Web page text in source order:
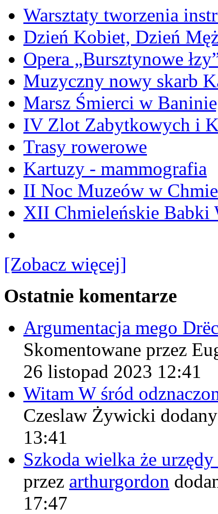
Warsztaty tworzenia
Dzień Kobiet, Dzień
Opera „Bursztynowe
Muzyczny nowy skarb
Marsz Śmierci w
IV Zlot Zabytkowych i
Trasy rowerowe
Kartuzy - mammografia
II Noc Muzeów w
XII Chmieleńskie Babki
[Zobacz więcej]
Ostatnie komentarze
Argumentacja mego
Skomentowane przez
26 listopad 2023 12:41
Witam W śród
Czeslaw Żywicki
13:41
Szkoda wielka że
przez arthurgordon
17:47